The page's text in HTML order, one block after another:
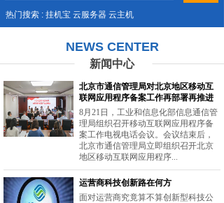
热门搜索 : 挂机宝 云服务器 云主机
NEWS CENTER
新闻中心
北京市通信管理局对北京地区移动互
联网应用程序备案工作再部署再推进
8月21日，工业和信息化部信息通信管
理局组织召开移动互联网应用程序备
案工作电视电话会议。会议结束后，
北京市通信管理局立即组织召开北京
地区移动互联网应用程序...
运营商科技创新路在何方
面对运营商究竟算不算创新型科技公